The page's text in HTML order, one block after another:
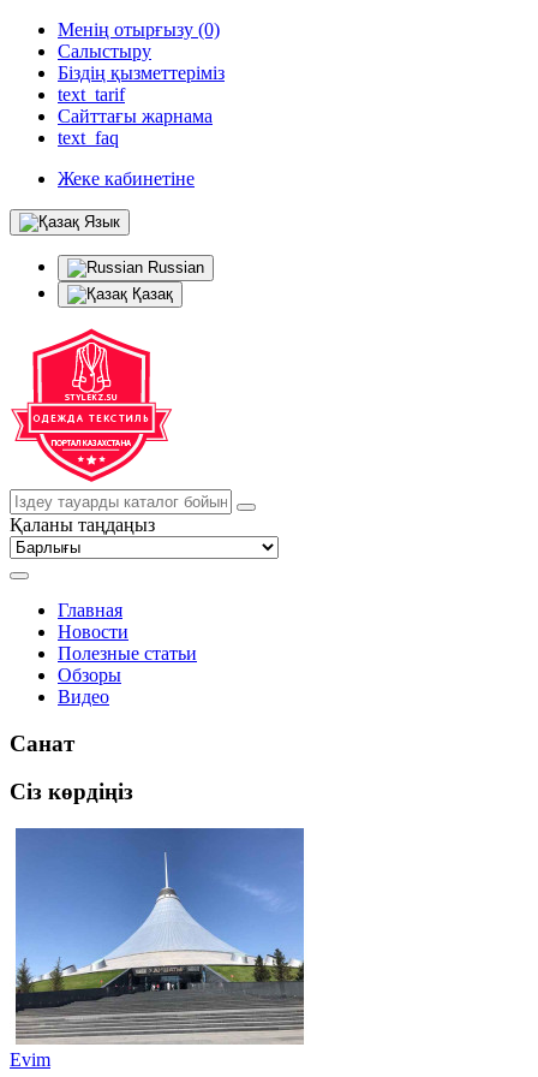
Менің отырғызу (0)
Салыстыру
Біздің қызметтеріміз
text_tarif
Сайттағы жарнама
text_faq
Жеке кабинетіне
Язык
Russian
Қазақ
Қаланы таңдаңыз
Главная
Новости
Полезные статьи
Обзоры
Видео
Санат
Сіз көрдіңіз
Evim